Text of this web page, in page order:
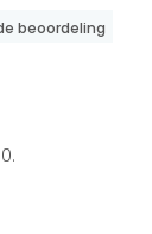
beoordeling